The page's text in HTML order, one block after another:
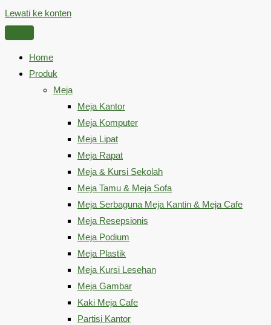
Lewati ke konten
Home
Produk
Meja
Meja Kantor
Meja Komputer
Meja Lipat
Meja Rapat
Meja & Kursi Sekolah
Meja Tamu & Meja Sofa
Meja Serbaguna Meja Kantin & Meja Cafe
Meja Resepsionis
Meja Podium
Meja Plastik
Meja Kursi Lesehan
Meja Gambar
Kaki Meja Cafe
Partisi Kantor